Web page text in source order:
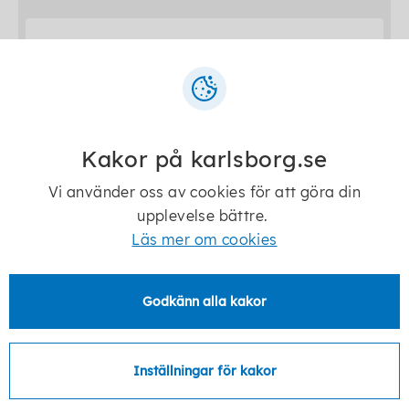
Senast ändrad: 5 augusti 2026
Telefon:0505-170 00
kommun@karlsborg.se
Kakor på karlsborg.se
Vi använder oss av cookies för att göra din
upplevelse bättre.
Läs mer om cookies
Godkänn alla kakor
Inställningar för kakor